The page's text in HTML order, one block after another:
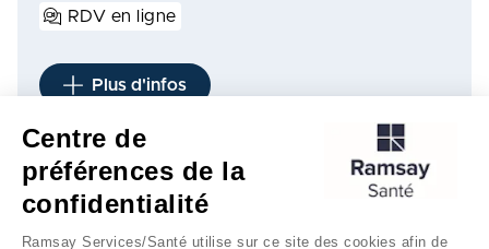
RDV en ligne
Plus d'infos
1 2 3 …
Centre de
préférences de la
confidentialité
Ramsay Services/Santé utilise sur ce site des cookies afin de